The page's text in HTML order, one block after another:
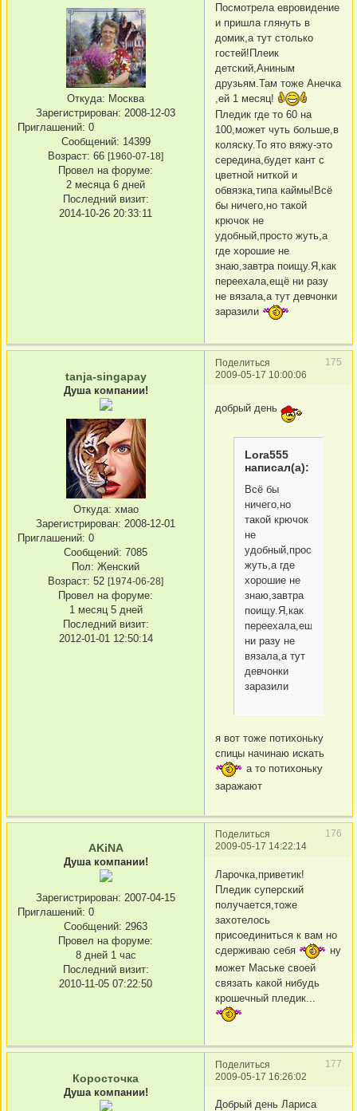
Откуда: Москва
Зарегистрирован: 2008-12-03
Приглашений: 0
Сообщений: 14399
Возраст: 66 [1960-07-18]
Провел на форуме:
2 месяца 6 дней
Последний визит:
2014-10-26 20:33:11
Посмотрела евровидение
и пришла глянуть в
домик,а тут столько
гостей!Плеик
детский,Аниным
друзьям.Там тоже Анечка
,ей 1 месяц!
Пледик где то 60 на
100,может чуть больше,в
коляску.То ято вяжу-это
середина,будет кант с
цветной ниткой и
обвязка,типа каймы!Всё
бы ничего,но такой
крючок не
удобный,просто жуть,а
где хорошие не
знаю,завтра поищу.Я,как
переехала,ещё ни разу
не вязала,а тут девчонки
заразили
Поделиться
175
2009-05-17 10:00:06
tanja-singapay
Душа компании!
Откуда: хмао
Зарегистрирован: 2008-12-01
Приглашений: 0
Сообщений: 7085
Пол: Женский
Возраст: 52 [1974-06-28]
Провел на форуме:
1 месяц 5 дней
Последний визит:
2012-01-01 12:50:14
добрый день
Lora555
написал(а):
Всё бы
ничего,но
такой крючок
не
удобный,просто
жуть,а где
хорошие не
знаю,завтра
поищу.Я,как
переехала,ещё
ни разу не
вязала,а тут
девчонки
заразили
я вот тоже потихоньку
спицы начинаю искать
а то потихоньку
заражают
Поделиться
176
2009-05-17 14:22:14
AKiNA
Душа компании!
Зарегистрирован: 2007-04-15
Приглашений: 0
Сообщений: 2963
Провел на форуме:
8 дней 1 час
Последний визит:
2010-11-05 07:22:50
Ларочка,приветик!
Пледик суперский
получается,тоже
захотелось
присоединиться к вам но
сдерживаю себя
ну
может Маське своей
связать какой нибудь
крошечный пледик...
Поделиться
177
2009-05-17 16:26:02
Коросточка
Душа компании!
Добрый день Лариса